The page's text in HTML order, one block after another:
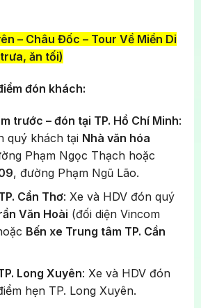
– Châu Đốc – Tour Về Miền Di
ăn tối)
đón khách:
trước – đón tại TP. Hồ Chí Minh:
quý khách tại Nhà văn hóa
Phạm Ngọc Thạch hoặc
, đường Phạm Ngũ Lão.
Cần Thơ: Xe và HDV đón quý
Văn Hoài (đối diện Vincom
Bến xe Trung tâm TP. Cần
Long Xuyên: Xe và HDV đón
hẹn TP. Long Xuyên.